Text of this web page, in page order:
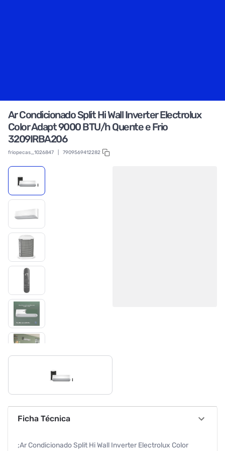
Ar Condicionado Split Hi Wall Inverter Electrolux
Color Adapt 9000 BTU/h Quente e Frio
3209IRBA206
friopecas_1026847 7909569412282
Ficha Técnica
;Ar Condicionado Split Hi Wall Inverter Electrolux Color